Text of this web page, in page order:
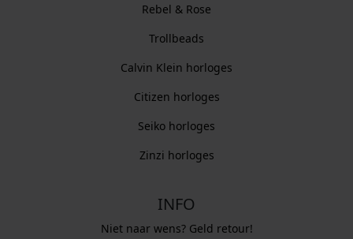
Rebel & Rose
Trollbeads
Calvin Klein horloges
Citizen horloges
Seiko horloges
Zinzi horloges
INFO
Niet naar wens? Geld retour!